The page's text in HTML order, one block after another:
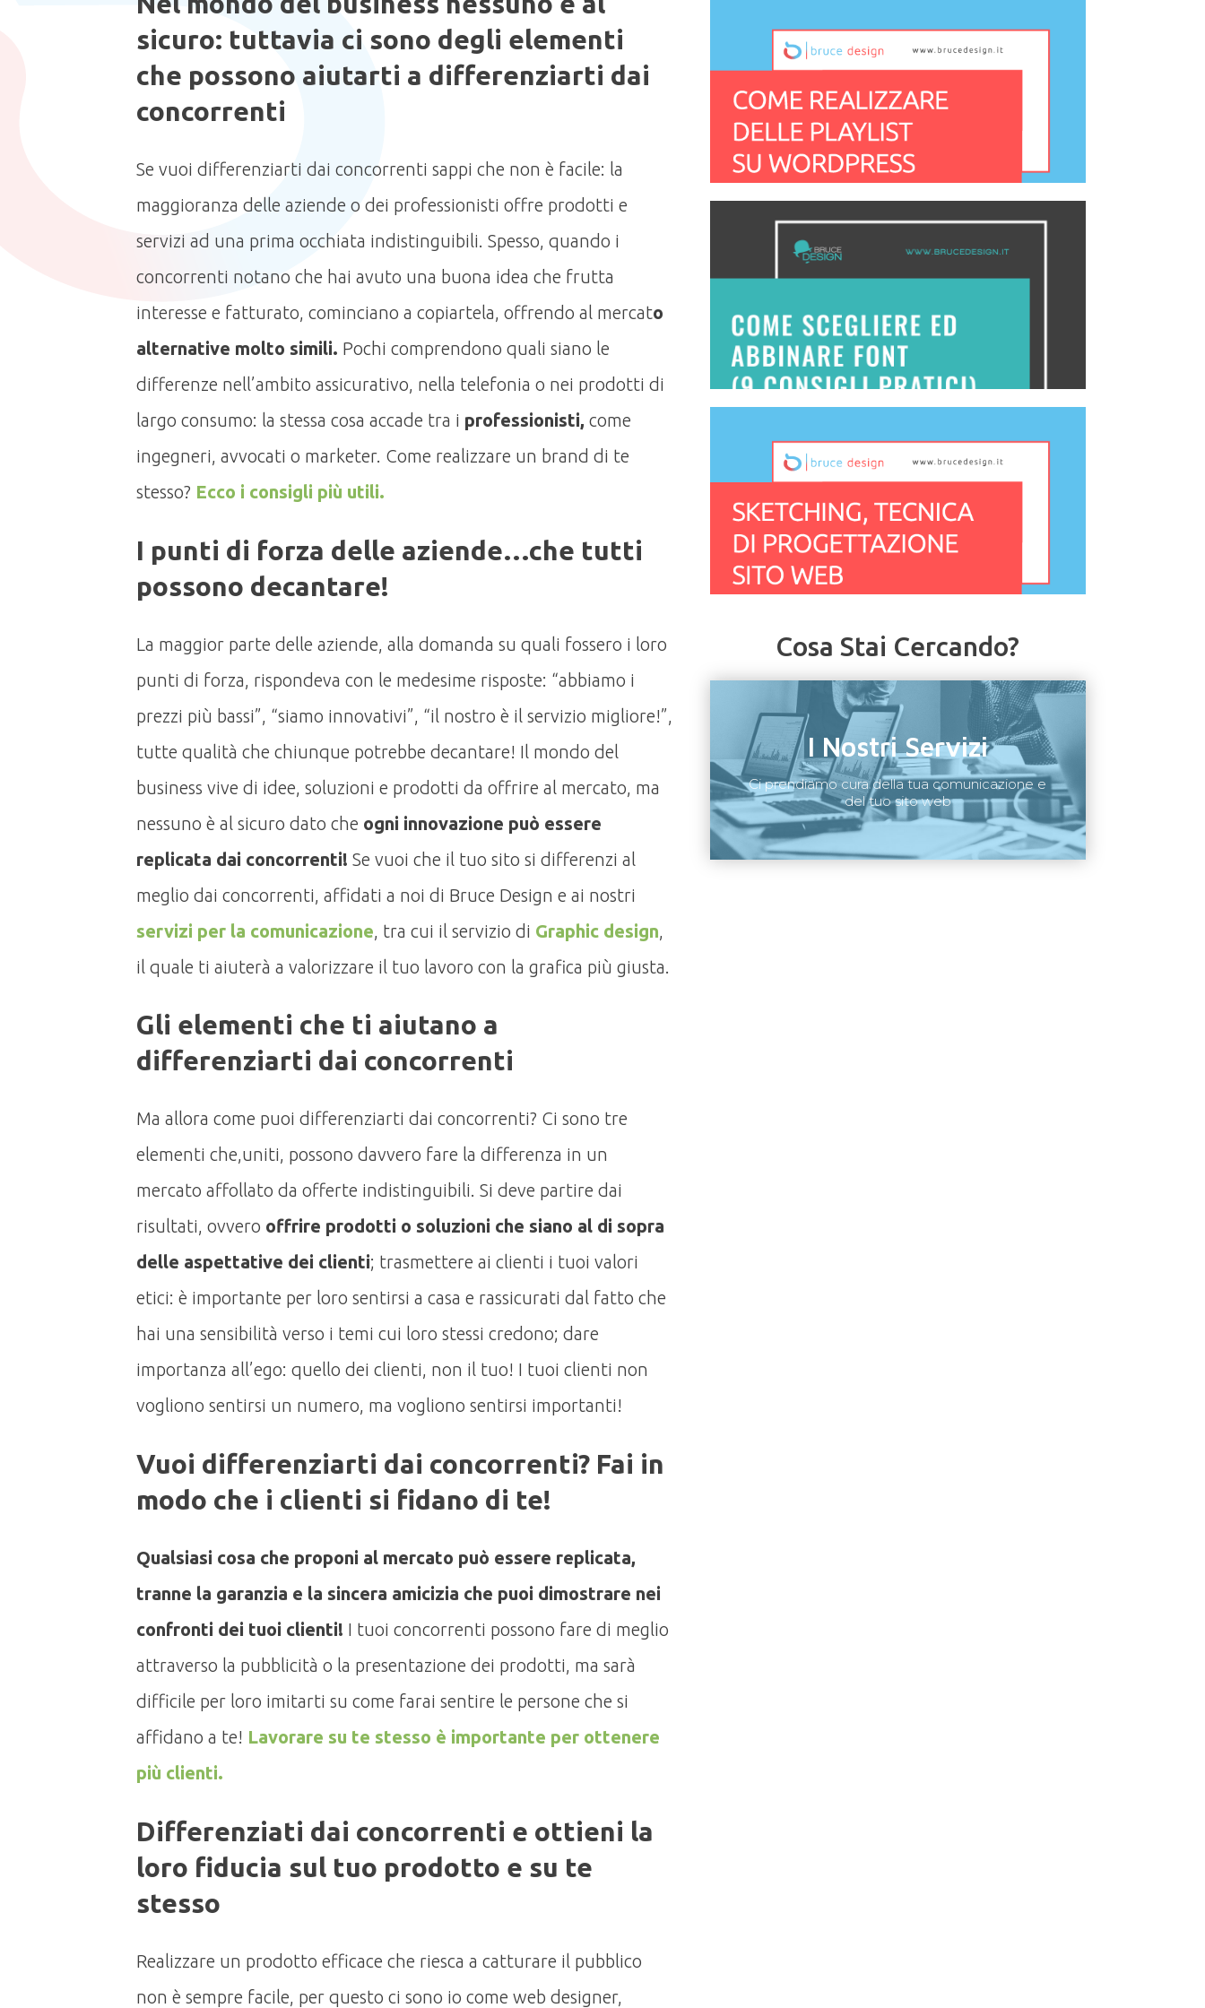
sicuro: tuttavia ci sono degli elementi
che possono aiutarti a differenziarti dai
concorrenti
Se vuoi differenziarti dai concorrenti sappi che non è facile: la
maggioranza delle aziende o dei professionisti offre prodotti e
servizi ad una prima occhiata indistinguibili. Spesso, quando i
concorrenti notano che hai avuto una buona idea che frutta
interesse e fatturato, cominciano a copiartela, offrendo al mercato
alternative molto simili. Pochi comprendono quali siano le
differenze nell’ambito assicurativo, nella telefonia o nei prodotti di
largo consumo: la stessa cosa accade tra i professionisti, come
ingegneri, avvocati o marketer. Come realizzare un brand di te
stesso? Ecco i consigli più utili.
I punti di forza delle aziende…che tutti
possono decantare!
La maggior parte delle aziende, alla domanda su quali fossero i loro
punti di forza, rispondeva con le medesime risposte: “abbiamo i
prezzi più bassi”, “siamo innovativi”, “il nostro è il servizio migliore!”,
tutte qualità che chiunque potrebbe decantare! Il mondo del
business vive di idee, soluzioni e prodotti da offrire al mercato, ma
nessuno è al sicuro dato che ogni innovazione può essere
replicata dai concorrenti! Se vuoi che il tuo sito si differenzi al
meglio dai concorrenti, affidati a noi di Bruce Design e ai nostri
servizi per la comunicazione , tra cui il servizio di Graphic design
il quale ti aiuterà a valorizzare il tuo lavoro con la grafica più giusta.
Gli elementi che ti aiutano a
differenziarti dai concorrenti
Ma allora come puoi differenziarti dai concorrenti? Ci sono tre
elementi che,uniti, possono davvero fare la differenza in un
mercato affollato da offerte indistinguibili. Si deve partire dai
risultati, ovvero offrire prodotti o soluzioni che siano al di sopra
delle aspettative dei clienti; trasmettere ai clienti i tuoi valori
etici: è importante per loro sentirsi a casa e rassicurati dal fatto che
hai una sensibilità verso i temi cui loro stessi credono; dare
importanza all’ego: quello dei clienti, non il tuo! I tuoi clienti non
vogliono sentirsi un numero, ma vogliono sentirsi importanti!
Vuoi differenziarti dai concorrenti? Fai in
modo che i clienti si fidano di te!
Qualsiasi cosa che proponi al mercato può essere replicata,
tranne la garanzia e la sincera amicizia che puoi dimostrare nei
confronti dei tuoi clienti! I tuoi concorrenti possono fare di meglio
attraverso la pubblicità o la presentazione dei prodotti, ma sarà
difficile per loro imitarti su come farai sentire le persone che si
affidano a te! Lavorare su te stesso è importante per ottenere
più clienti.
Differenziati dai concorrenti e ottieni la
loro fiducia sul tuo prodotto e su te
stesso
Realizzare un prodotto efficace che riesca a catturare il pubblico
non è sempre facile, per questo ci sono io come web designer,
Cosa Stai Cercando?
I Nostri Servizi
Ci prendiamo cura della tua comunicazione e
del tuo sito web